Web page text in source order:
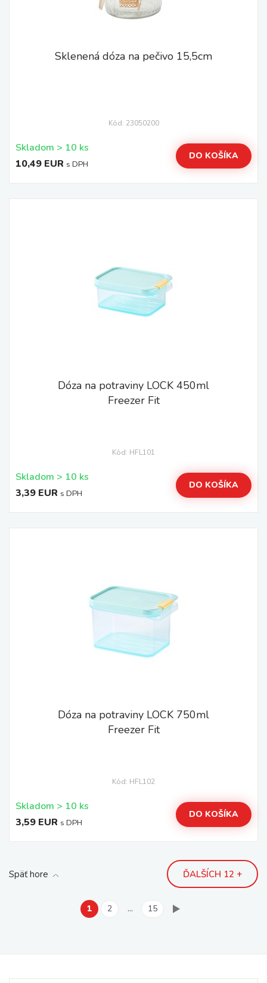
Sklenená dóza na pečivo 15,5cm
Kód: 23050200
Skladom > 10 ks
10,49 EUR s DPH
DO KOŠÍKA
Dóza na potraviny LOCK 450ml
Freezer Fit
Kód: HFL101
Skladom > 10 ks
3,39 EUR s DPH
DO KOŠÍKA
Dóza na potraviny LOCK 750ml
Freezer Fit
Kód: HFL102
Skladom > 10 ks
3,59 EUR s DPH
DO KOŠÍKA
Späť hore ĎALŠÍCH 12 +
1 2 … 15